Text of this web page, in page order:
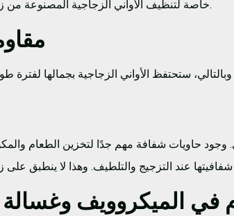
خاصة لتنظيف الأواني الزجاجية المصنوعة من زجاج البورسليكات.
حاويات شفافة مهم جدًا لتخزين الطعام